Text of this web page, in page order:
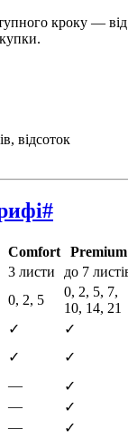
кроку — від
відсоток
#
Comfort
Premium
3 листи
до 7
0, 2, 5
0, 2, 5, 7,
10, 14, 21
✓
✓
✓
✓
—
✓
—
✓
—
✓